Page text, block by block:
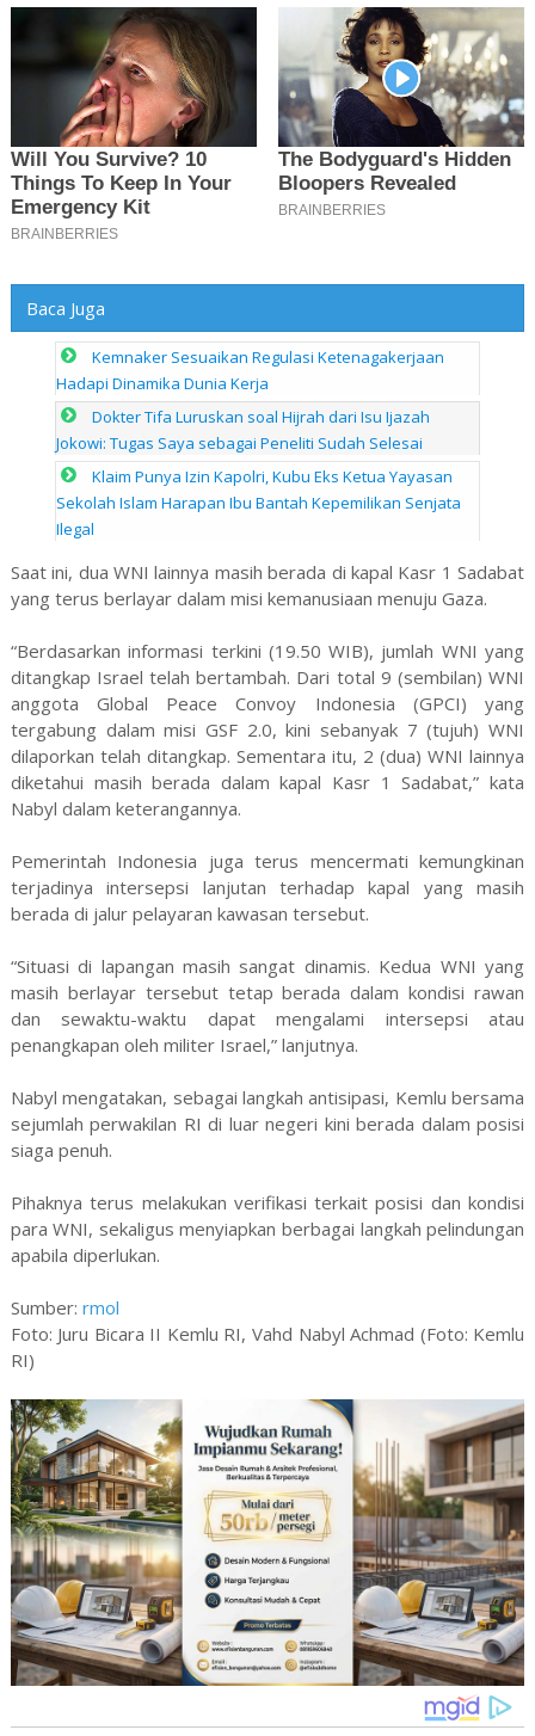
Baca Juga
Kemnaker Sesuaikan Regulasi Ketenagakerjaan
Hadapi Dinamika Dunia Kerja
Dokter Tifa Luruskan soal Hijrah dari Isu Ijazah
Jokowi: Tugas Saya sebagai Peneliti Sudah Selesai
Klaim Punya Izin Kapolri, Kubu Eks Ketua Yayasan
Sekolah Islam Harapan Ibu Bantah Kepemilikan Senjata
Ilegal
Saat ini, dua WNI lainnya masih berada di kapal Kasr 1 Sadabat
yang terus berlayar dalam misi kemanusiaan menuju Gaza.
“Berdasarkan informasi terkini (19.50 WIB), jumlah WNI yang
ditangkap Israel telah bertambah. Dari total 9 (sembilan) WNI
anggota Global Peace Convoy Indonesia (GPCI) yang
tergabung dalam misi GSF 2.0, kini sebanyak 7 (tujuh) WNI
dilaporkan telah ditangkap. Sementara itu, 2 (dua) WNI lainnya
diketahui masih berada dalam kapal Kasr 1 Sadabat,” kata
Nabyl dalam keterangannya.
Pemerintah Indonesia juga terus mencermati kemungkinan
terjadinya intersepsi lanjutan terhadap kapal yang masih
berada di jalur pelayaran kawasan tersebut.
“Situasi di lapangan masih sangat dinamis. Kedua WNI yang
masih berlayar tersebut tetap berada dalam kondisi rawan
dan sewaktu-waktu dapat mengalami intersepsi atau
penangkapan oleh militer Israel,” lanjutnya.
Nabyl mengatakan, sebagai langkah antisipasi, Kemlu bersama
sejumlah perwakilan RI di luar negeri kini berada dalam posisi
siaga penuh.
Pihaknya terus melakukan verifikasi terkait posisi dan kondisi
para WNI, sekaligus menyiapkan berbagai langkah pelindungan
apabila diperlukan.
Sumber: rmol
Foto: Juru Bicara II Kemlu RI, Vahd Nabyl Achmad (Foto: Kemlu
RI)